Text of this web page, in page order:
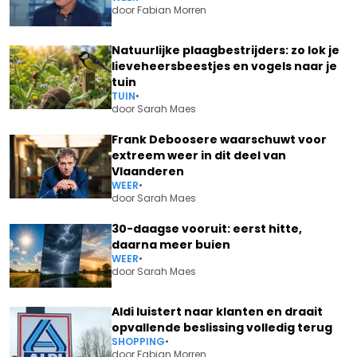
doorFabian Morren
Natuurlijke plaagbestrijders: zo lok je
lieveheersbeestjes en vogels naar je
tuin
TUIN•
door Sarah Maes
Frank Deboosere waarschuwt voor
extreem weer in dit deel van
Vlaanderen
WEER•
door Sarah Maes
30-daagse vooruit: eerst hitte,
daarna meer buien
WEER•
door Sarah Maes
Aldi luistert naar klanten en draait
opvallende beslissing volledig terug
SHOPPING•
doorFabian Morren